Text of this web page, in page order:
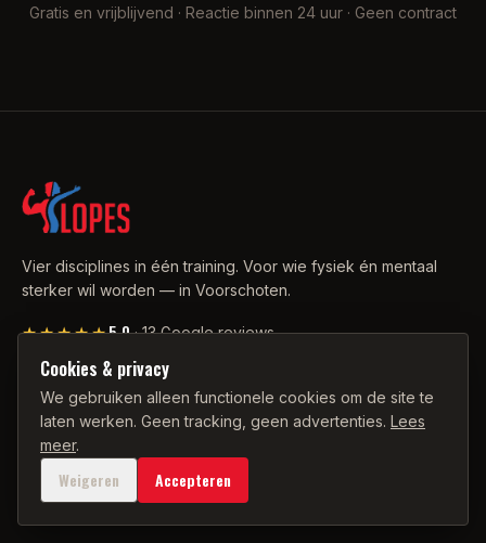
Gratis en vrijblijvend · Reactie binnen 24 uur · Geen contract
Vier disciplines in één training. Voor wie fysiek én mentaal
sterker wil worden — in Voorschoten.
★★★★★5.0·13 Google reviews
CONTACT
06 34 90 34 22
info@franklinlopespt.nl
WhatsApp
Cookies & privacy
We gebruiken alleen functionele cookies om de site te
laten werken. Geen tracking, geen advertenties. Lees
meer.
Weigeren Accepteren